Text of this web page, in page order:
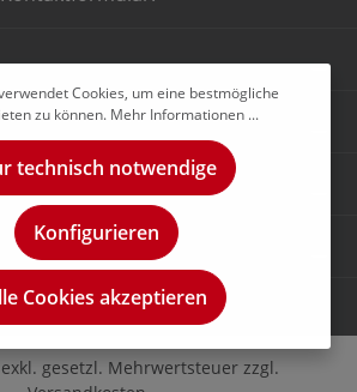
gesetzl. Mehrwertsteuer zzgl.
Cookies, um eine bestmögliche
zu können. Mehr Informationen ...
technisch notwendige
Konfigurieren
Cookies akzeptieren